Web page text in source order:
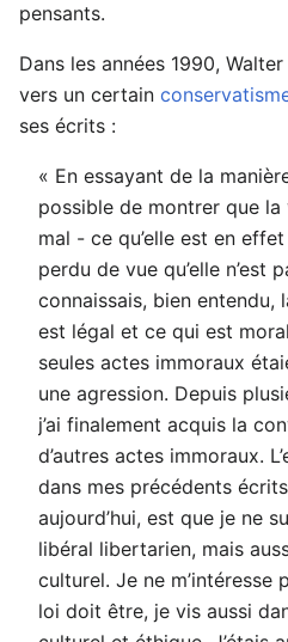
pensants.
Dans les années 1990,
vers un certain
ses écrits :
« En essayant de la
possible de montrer que
mal - ce qu’elle est en
perdu de vue qu’elle n’est
connaissais, bien
est légal et ce qui est
seules actes immoraux
une agression. Depuis
j’ai finalement acquis la
d’autres actes immoraux.
dans mes précédents
aujourd’hui, est que je ne
libéral libertarien, mais
culturel. Je ne m’intéresse
loi doit être, je vis aussi